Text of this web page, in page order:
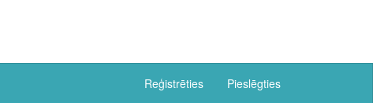
Reģistrēties Pieslēgties